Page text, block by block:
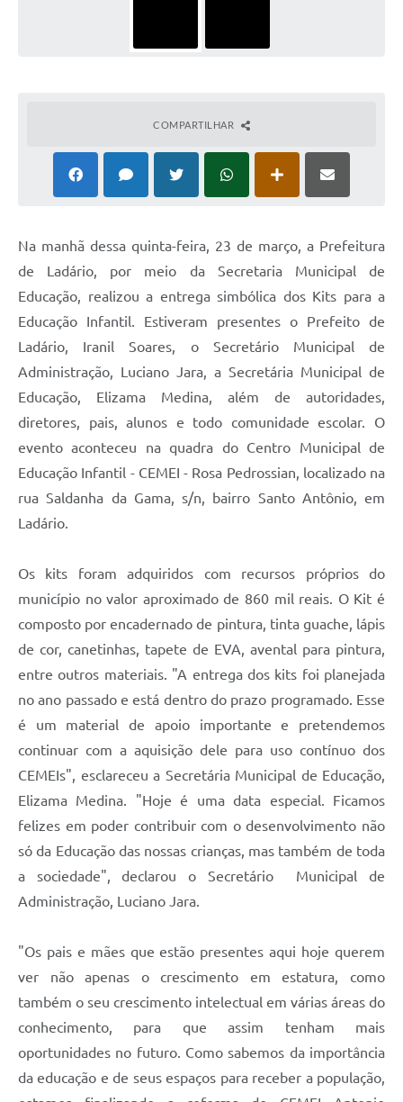
COMPARTILHAR
Na manhã dessa quinta-feira, 23 de março, a Prefeitura
de Ladário, por meio da Secretaria Municipal de
Educação, realizou a entrega simbólica dos Kits para a
Educação Infantil. Estiveram presentes o Prefeito de
Ladário, Iranil Soares, o Secretário Municipal de
Administração, Luciano Jara, a Secretária Municipal de
Educação, Elizama Medina, além de autoridades,
diretores, pais, alunos e todo comunidade escolar. O
evento aconteceu na quadra do Centro Municipal de
Educação Infantil - CEMEI - Rosa Pedrossian, localizado na
rua Saldanha da Gama, s/n, bairro Santo Antônio, em
Ladário.
Os kits foram adquiridos com recursos próprios do
município no valor aproximado de 860 mil reais. O Kit é
composto por encadernado de pintura, tinta guache, lápis
de cor, canetinhas, tapete de EVA, avental para pintura,
entre outros materiais. "A entrega dos kits foi planejada
no ano passado e está dentro do prazo programado. Esse
é um material de apoio importante e pretendemos
continuar com a aquisição dele para uso contínuo dos
CEMEIs", esclareceu a Secretária Municipal de Educação,
Elizama Medina. "Hoje é uma data especial. Ficamos
felizes em poder contribuir com o desenvolvimento não
só da Educação das nossas crianças, mas também de toda
a sociedade", declarou o Secretário Municipal de
Administração, Luciano Jara.
"Os pais e mães que estão presentes aqui hoje querem
ver não apenas o crescimento em estatura, como
também o seu crescimento intelectual em várias áreas do
conhecimento, para que assim tenham mais
oportunidades no futuro. Como sabemos da importância
da educação e de seus espaços para receber a população,